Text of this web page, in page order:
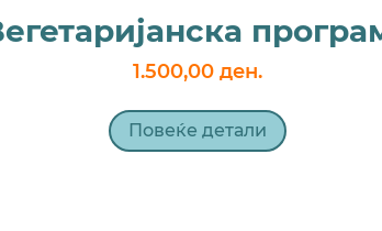
1.500,00 ден.
Повеќе детали